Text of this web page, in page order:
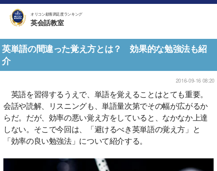
オリコン顧客満足度ランキング
英会話教室
英単語の間違った覚え方とは？ 効果的な勉強法も紹
介
2016-09-16 08:20
英語を習得するうえで、単語を覚えることはとても重要。
会話や読解、リスニングも、単語量次第でその幅が広がるか
らだ。だが、効率の悪い覚え方をしていると、なかなか上達
しない。そこで今回は、「避けるべき英単語の覚え方」と
「効率の良い勉強法」について紹介する。